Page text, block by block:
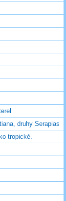
druhy Serapias
tropické.